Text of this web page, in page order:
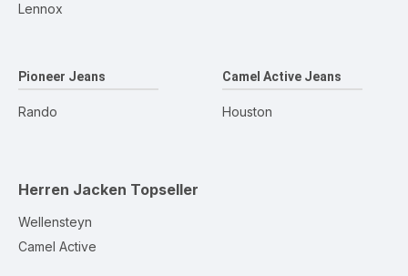
Lennox
Pioneer Jeans
Rando
Camel Active Jeans
Houston
Herren Jacken Topseller
Wellensteyn
Camel Active